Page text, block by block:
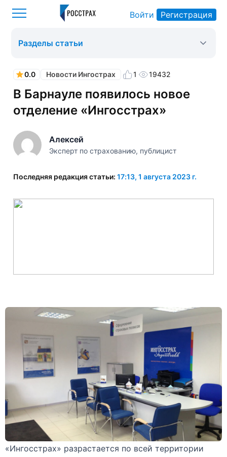
Войти Регистрация
0.0 Новости Ингострах 1 19432
В Барнауле появилось новое
отделение «Ингосстрах»
Алексей
Эксперт по страхованию, публицист
Последняя редакция статьи: 17:13, 1 августа 2023 г.
Разделы статьи
«Ингосстрах» разрастается по всей территории